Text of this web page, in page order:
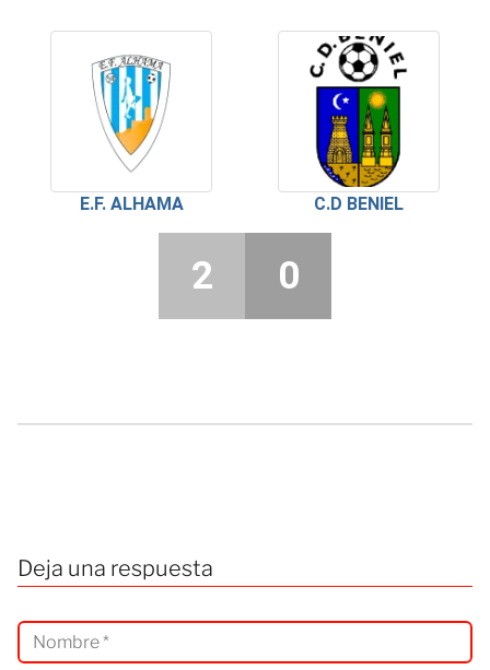
E.F. ALHAMA C.D BENIEL
2 0
Deja una respuesta